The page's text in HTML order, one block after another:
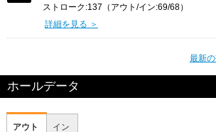
ストローク:137（アウト/イン:69/68）
詳細を見る ＞
最新
ホールデータ
アウト イン